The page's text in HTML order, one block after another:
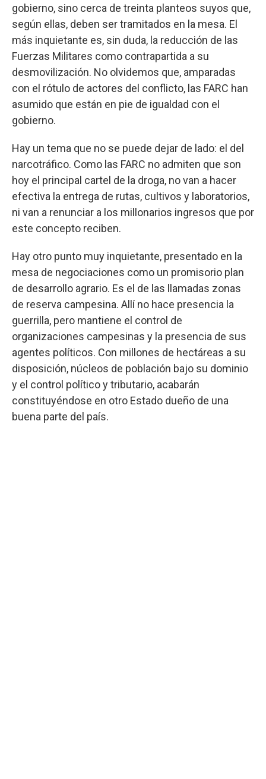
gobierno, sino cerca de treinta planteos suyos que,
según ellas, deben ser tramitados en la mesa. El
más inquietante es, sin duda, la reducción de las
Fuerzas Militares como contrapartida a su
desmovilización. No olvidemos que, amparadas
con el rótulo de actores del conflicto, las FARC han
asumido que están en pie de igualdad con el
gobierno.
Hay un tema que no se puede dejar de lado: el del
narcotráfico. Como las FARC no admiten que son
hoy el principal cartel de la droga, no van a hacer
efectiva la entrega de rutas, cultivos y laboratorios,
ni van a renunciar a los millonarios ingresos que por
este concepto reciben.
Hay otro punto muy inquietante, presentado en la
mesa de negociaciones como un promisorio plan
de desarrollo agrario. Es el de las llamadas zonas
de reserva campesina. Allí no hace presencia la
guerrilla, pero mantiene el control de
organizaciones campesinas y la presencia de sus
agentes políticos. Con millones de hectáreas a su
disposición, núcleos de población bajo su dominio
y el control político y tributario, acabarán
constituyéndose en otro Estado dueño de una
buena parte del país.